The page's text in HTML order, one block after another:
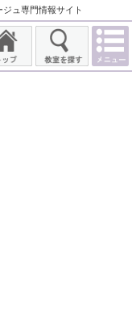
ュ専門情報サイト